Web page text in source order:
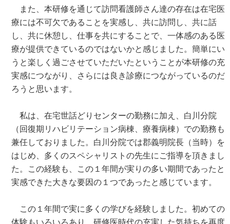
また、本研修を通じて訪問看護師さん達の存在は在宅医
療には不可欠であることを実感し、共に訪問し、共に話
し、共に休憩し、仕事を共にすることで、一体感のある医
療が提供できているのではないかと感じました。簡単にい
うと楽しく過ごさせていただいたということが本研修の充
実感につながり、さらには良き診療につながっているのだ
ろうと思います。
私は、在宅世話どりセンターの勤務に加え、白川分院
（回復期リハビリテーション病棟、療養病棟）での勤務も
兼任しておりました。白川分院では郡義明院長（当時）を
はじめ、多くのスペシャリストの先生にご指導を頂きまし
た。この経験も、この１年間が実りの多い期間であったと
実感できた大きな要因の１つであったと感じています。
この１年間で実に多くの学びを経験しました。初めての
体験もいろいろあり、研修医時代の充実した気持ちを再度